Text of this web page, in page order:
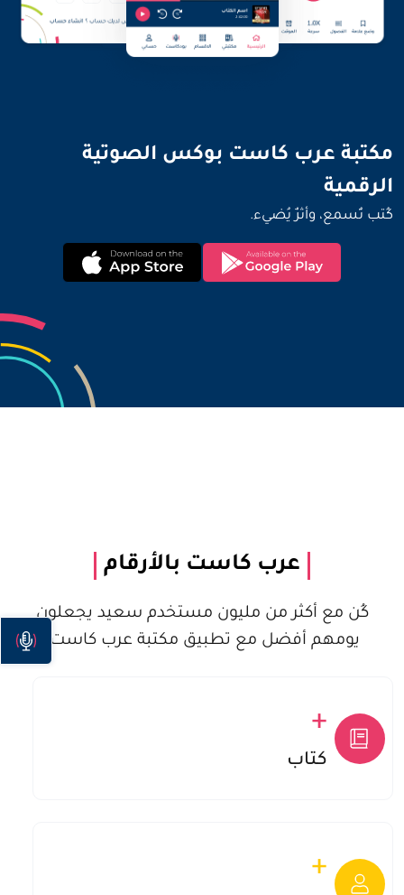
مكتبة عرب كاست بوكس الصوتية
الرقميةكُتب تُسمع، وأثرٌ يُضيء.
كُتب تُسمع، وأثرٌ يُضيء.
عرب كاست بالأرقام
كُن مع أكثر من مليون مستخدم سعيد يجعلون
يومهم أفضل مع تطبيق مكتبة عرب كاست.
+
+4000
كتاب
+